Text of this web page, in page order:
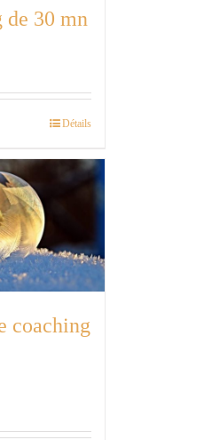
de 30 mn
Détails
coaching